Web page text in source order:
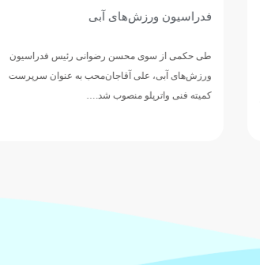
رئیس فدراسیون
به عنوان سرپرست
آسیا؛ انتخاب نماینده
هومر عباسی، شناگر اهل
رقابت‌های شنای قهرمانی